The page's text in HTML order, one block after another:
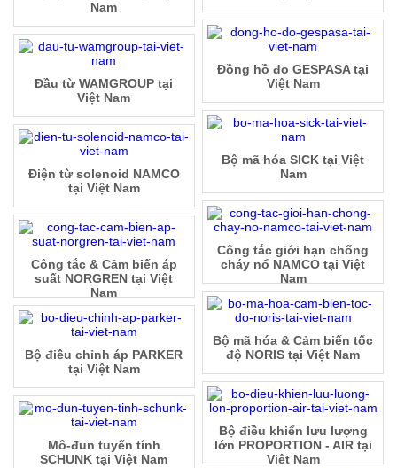
Nam
Đồng hồ đo GESPASA tại
Việt Nam
Đầu từ WAMGROUP tại
Việt Nam
Bộ mã hóa SICK tại Việt
Nam
Điện từ solenoid NAMCO
tại Việt Nam
Công tắc giới hạn chống
cháy nổ NAMCO tại Việt
Nam
Công tắc & Cảm biến áp
suất NORGREN tại Việt
Nam
Bộ mã hóa & Cảm biến tốc
độ NORIS tại Việt Nam
Bộ điều chỉnh áp PARKER
tại Việt Nam
Bộ điều khiển lưu lượng
lớn PROPORTION - AIR tại
Việt Nam
Mô-đun tuyến tính
SCHUNK tại Việt Nam